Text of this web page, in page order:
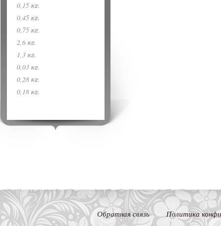
0,15 кг.
0,45 кг.
0,75 кг.
2,6 кг.
1,3 кг.
0,03 кг.
0,28 кг.
0,18 кг.
Обратная связь Политика